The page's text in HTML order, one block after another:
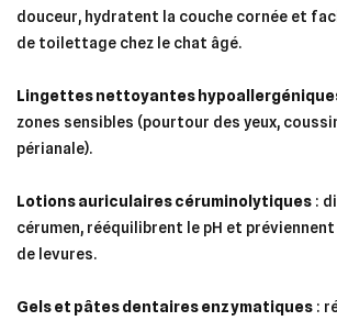
douceur, hydratent la couche cornée et
de toilettage chez le chat âgé.
Lingettes nettoyantes
zones sensibles (pourtour des yeux,
périanale).
Lotions auriculaires céruminolytiques :
cérumen, rééquilibrent le pH et
de levures.
Gels et pâtes dentaires enzymatiques :